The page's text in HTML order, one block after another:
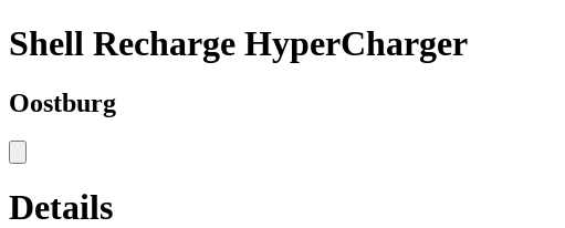
Shell Recharge HyperCharger
Oostburg
Details